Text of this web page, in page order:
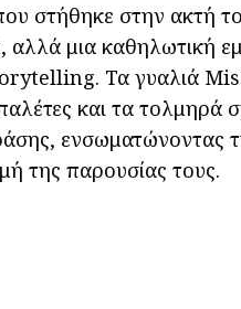
στήθηκε στην ακτή
μια καθηλωτική
Τα γυαλιά
και τα τολμηρά
ενσωματώνοντας
της παρουσίας τους.